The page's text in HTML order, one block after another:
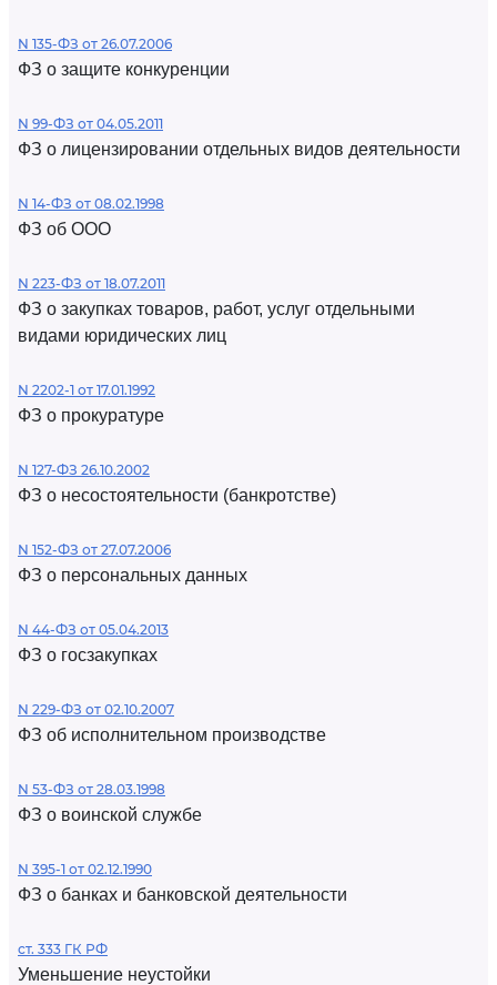
N 135-ФЗ от 26.07.2006
ФЗ о защите конкуренции
N 99-ФЗ от 04.05.2011
ФЗ о лицензировании отдельных видов деятельности
N 14-ФЗ от 08.02.1998
ФЗ об ООО
N 223-ФЗ от 18.07.2011
ФЗ о закупках товаров, работ, услуг отдельными
видами юридических лиц
N 2202-1 от 17.01.1992
ФЗ о прокуратуре
N 127-ФЗ 26.10.2002
ФЗ о несостоятельности (банкротстве)
N 152-ФЗ от 27.07.2006
ФЗ о персональных данных
N 44-ФЗ от 05.04.2013
ФЗ о госзакупках
N 229-ФЗ от 02.10.2007
ФЗ об исполнительном производстве
N 53-ФЗ от 28.03.1998
ФЗ о воинской службе
N 395-1 от 02.12.1990
ФЗ о банках и банковской деятельности
ст. 333 ГК РФ
Уменьшение неустойки